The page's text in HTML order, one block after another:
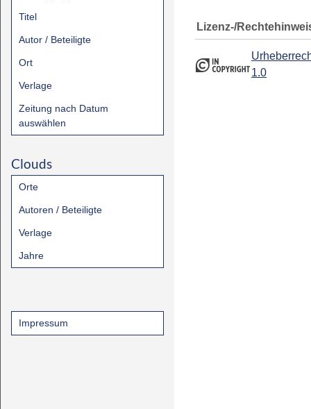
Titel
Autor / Beteiligte
Ort
Verlage
Zeitung nach Datum
auswählen
Clouds
Orte
Autoren / Beteiligte
Verlage
Jahre
Impressum
Lizenz-/
1.0